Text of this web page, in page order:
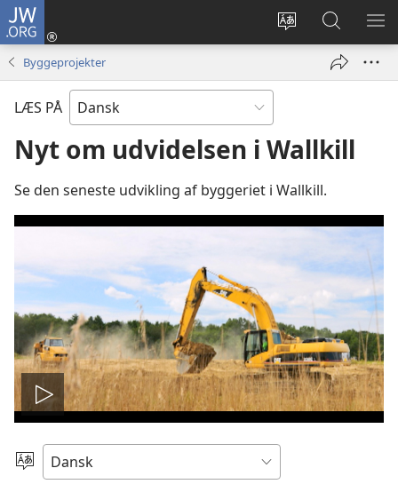
JW.ORG
Vælg
Log
på
vindue)
Søg
på
JW.ORG
VIS
Byggeprojekter
LÆS PÅ
Nyt om udvidelsen i Wallkill
Se den seneste udvikling af byggeriet i Wallkill.
Afspil
video
Vælg
sprog